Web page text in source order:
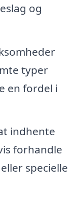
og
typer
en fordel i
indhente
forhandle
specielle